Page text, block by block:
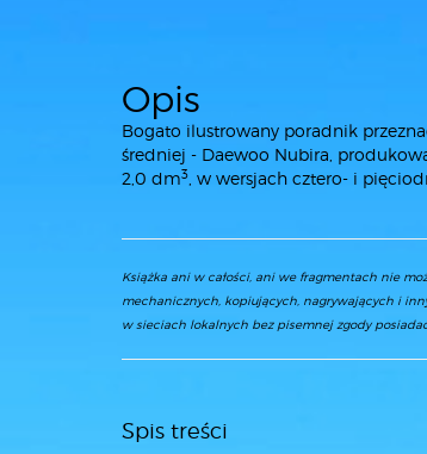
Opis
Bogato ilustrowany poradnik
średniej - Daewoo Nubira,
2,0 dm3 , w wersjach cztero- i
Książka ani w całości, ani we fragmentach nie
mechanicznych, kopiujących, nagrywających i
w sieciach lokalnych bez pisemnej zgody
Spis treści